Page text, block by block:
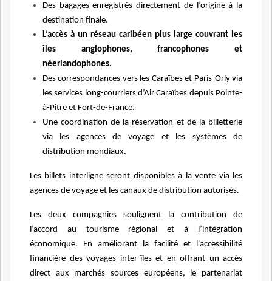
Des bagages enregistrés directement de l’origine à la
destination finale.
L’accès à un réseau caribéen plus large couvrant les
îles anglophones, francophones et
néerlandophones.
Des correspondances vers les Caraïbes et Paris-Orly via
les services long-courriers d’Air Caraïbes depuis Pointe-
à-Pitre et Fort-de-France.
Une coordination de la réservation et de la billetterie
via les agences de voyage et les systèmes de
distribution mondiaux.
Les billets interligne seront disponibles à la vente via les
agences de voyage et les canaux de distribution autorisés.
Les deux compagnies soulignent la contribution de
l’accord au tourisme régional et à l’intégration
économique. En améliorant la facilité et l'accessibilité
financière des voyages inter-îles et en offrant un accès
direct aux marchés sources européens, le partenariat